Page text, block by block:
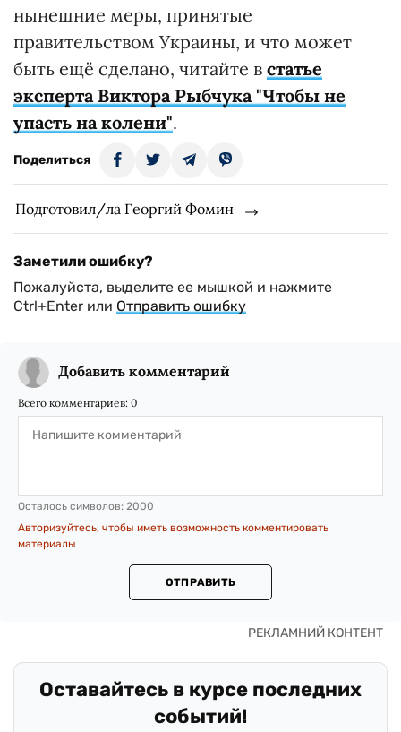
нынешние меры, принятые
правительством Украины, и что может
быть ещё сделано, читайте в статье
эксперта Виктора Рыбчука "Чтобы не
упасть на колени".
Поделиться
Подготовил/ла Георгий Фомин
Заметили ошибку?
Пожалуйста, выделите ее мышкой и нажмите
Ctrl+Enter или Отправить ошибку
Добавить комментарий
Всего комментариев: 0
Осталось символов: 2000
Авторизуйтесь, чтобы иметь возможность комментировать
материалы
ОТПРАВИТЬ
Оставайтесь в курсе последних
событий!